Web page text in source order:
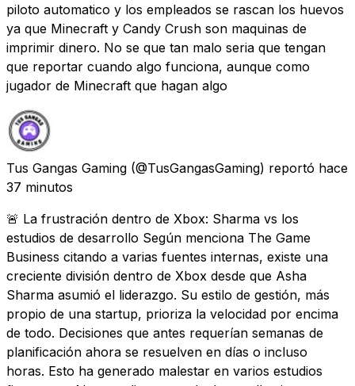
piloto automatico y los empleados se rascan los huevos
ya que Minecraft y Candy Crush son maquinas de
imprimir dinero. No se que tan malo seria que tengan
que reportar cuando algo funciona, aunque como
jugador de Minecraft que hagan algo
Tus Gangas Gaming (@TusGangasGaming) reportó hace
37 minutos
🚨 La frustración dentro de Xbox: Sharma vs los
estudios de desarrollo Según menciona The Game
Business citando a varias fuentes internas, existe una
creciente división dentro de Xbox desde que Asha
Sharma asumió el liderazgo. Su estilo de gestión, más
propio de una startup, prioriza la velocidad por encima
de todo. Decisiones que antes requerían semanas de
planificación ahora se resuelven en días o incluso
horas. Esto ha generado malestar en varios estudios